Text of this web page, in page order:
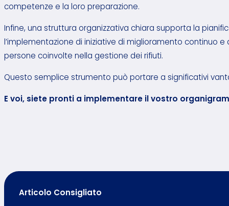
competenze e la loro preparazione.
Infine, una struttura organizzativa chiara supporta la
l’implementazione di iniziative di miglioramento continuo
persone coinvolte nella gestione dei rifiuti.
Questo semplice strumento può portare a significativi
E voi, siete pronti a implementare il vostro
Articolo Consigliato